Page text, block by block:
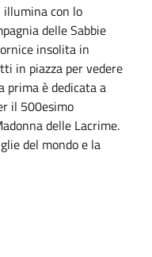
illumina con lo
delle Sabbie
insolita in
in piazza per vedere
prima è dedicata a
il 500esimo
delle Lacrime.
del mondo e la